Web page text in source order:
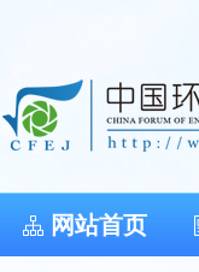
网站首页